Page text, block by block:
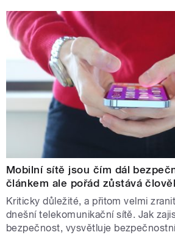
Mobilní sítě jsou čím dál
článkem ale pořád zůstává
Kriticky důležité, a přitom velmi
dnešní telekomunikační sítě. Jak
bezpečnost, vysvětluje